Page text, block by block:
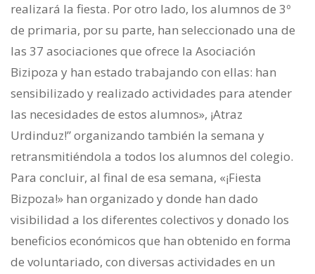
realizará la fiesta. Por otro lado, los alumnos de 3º
de primaria, por su parte, han seleccionado una de
las 37 asociaciones que ofrece la Asociación
Bizipoza y han estado trabajando con ellas: han
sensibilizado y realizado actividades para atender
las necesidades de estos alumnos», ¡Atraz
Urdinduz!” organizando también la semana y
retransmitiéndola a todos los alumnos del colegio.
Para concluir, al final de esa semana, «¡Fiesta
Bizpoza!» han organizado y donde han dado
visibilidad a los diferentes colectivos y donado los
beneficios económicos que han obtenido en forma
de voluntariado, con diversas actividades en un